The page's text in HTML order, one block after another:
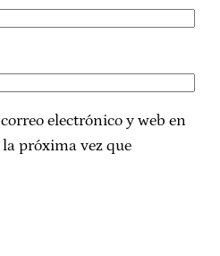
electrónico y web en
próxima vez que